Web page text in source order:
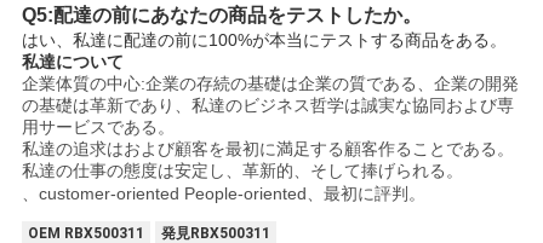
Q5:配達の前にあなたの商品をテストしたか。
はい、私達に配達の前に100%が本当にテストする商品をある。
私達について
企業体質の中心:企業の存続の基礎は企業の質である、企業の開発
の基礎は革新であり、私達のビジネス哲学は誠実な協同および専
用サービスである。
私達の追求はおよび顧客を最初に満足する顧客作ることである。
私達の仕事の態度は安定し、革新的、そして捧げられる。
、customer-oriented People-oriented、最初に評判。
OEM RBX500311
発見RBX500311